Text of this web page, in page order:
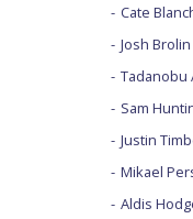
Cate
Josh Brolin
Tadanobu
Sam
Justin
Mikael
Aldis